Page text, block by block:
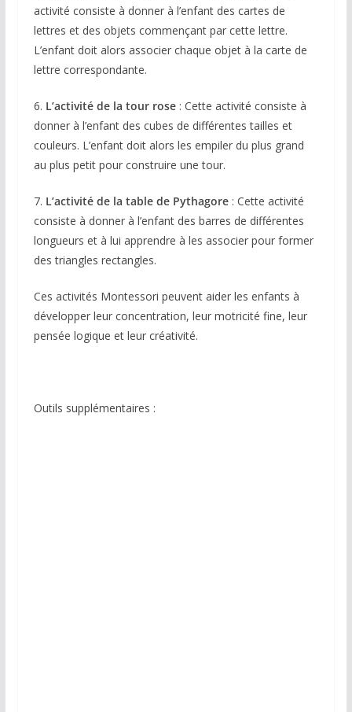
activité consiste à donner à l’enfant des cartes de
lettres et des objets commençant par cette lettre.
L’enfant doit alors associer chaque objet à la carte de
lettre correspondante.
6. L’activité de la tour rose: Cette activité consiste à
donner à l’enfant des cubes de différentes tailles et
couleurs. L’enfant doit alors les empiler du plus grand
au plus petit pour construire une tour.
7. L’activité de la table de Pythagore: Cette activité
consiste à donner à l’enfant des barres de différentes
longueurs et à lui apprendre à les associer pour former
des triangles rectangles.
Ces activités Montessori peuvent aider les enfants à
développer leur concentration, leur motricité fine, leur
pensée logique et leur créativité.
Outils supplémentaires :